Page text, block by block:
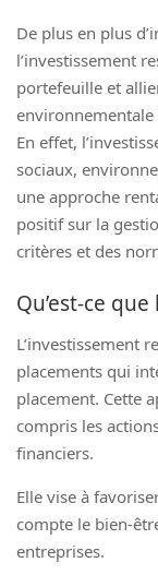
De plus en plus
l’investissement
portefeuille et
En effet,
sociaux,
une approche
positif sur la
critères et des
Qu’est-ce
L’investissement
placements qui
placement. Cette
compris les
financiers.
Elle vise à
compte le bien-
entreprises.